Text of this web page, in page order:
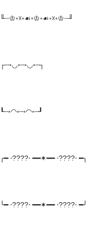
╙┈♔◦☓◦☙◦♔◦☙◦☓◦♔┈╜
┌┄◦◡◦┄◦◡◦┄┐
┖┄◦◠◦┄◦◠◦┄┚
╭━ ⋅????⋅ ━━✶━━ ⋅????⋅ ━╮
╰━ ⋅????⋅ ━━✶━━ ⋅????⋅ ━╯